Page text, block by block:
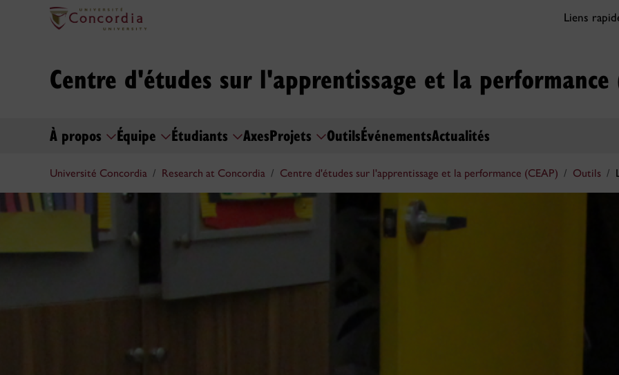
Liens
Centre d'études sur l'apprentissage et la performance
À propos Équipe Étudiants AxesProjets OutilsÉvénementsActualités
Université Concordia Research at Concordia Centre d'études sur l'apprentissage et la performance (CEAP) Outils